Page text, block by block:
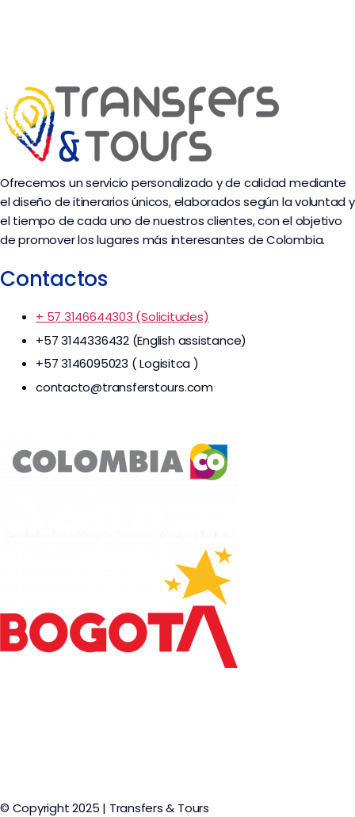
Ofrecemos un servicio personalizado y de calidad mediante
el diseño de itinerarios únicos, elaborados según la voluntad y
el tiempo de cada uno de nuestros clientes, con el objetivo
de promover los lugares más interesantes de Colombia.
Contactos
+ 57 3146644303 (Solicitudes)
+57 3144336432 (English assistance)
+57 3146095023 ( Logisitca )
contacto@transferstours.com
© Copyright 2025 | Transfers & Tours